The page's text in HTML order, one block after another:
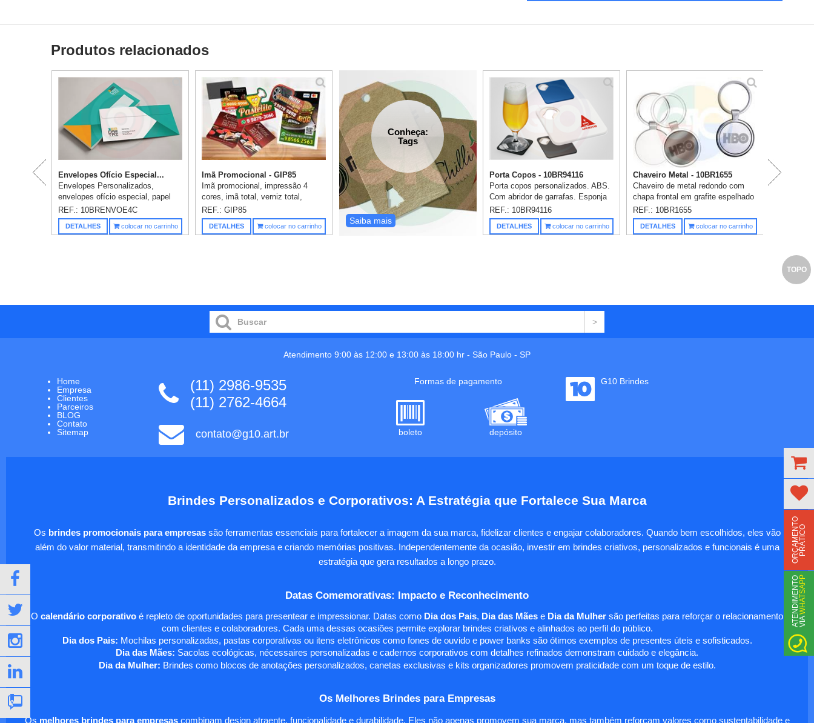
Produtos relacionados
Envelopes Ofício Especial...
Envelopes Personalizados,
envelopes ofício especial, papel
off-set 90gr, impressão 4 cores,
medidas: 11,4x22,9cm,
acabamento: faca modelo gráfica,
REF.: 10BRENVOE4C
DETALHES colocar no carrinho
Imã Promocional - GIP85
Imã promocional, impressão 4
cores, imã total, verniz total,
medidas: 8x5cm.
REF.: GIP85
DETALHES colocar no carrinho
Conheça:
Tags
Saiba mais
Porta Copos - 10BR94116
Porta copos personalizados. ABS.
Com abridor de garrafas. Esponja
antiderrapante na base. 82 x 82 x 4
mm. Gravação em 1 cor já incluso.
REF.: 10BR94116
DETALHES colocar no carrinho
Chaveiro Metal - 10BR1655
Chaveiro de metal redondo com
chapa frontal em grafite espelhado
ou todo prata. Parte traseira lisa
brilhante. 1 gravação a laser já
incluso.
REF.: 10BR1655
DETALHES colocar no carrinho
TOPO
Atendimento 9:00 às 12:00 e 13:00 às 18:00 hr - São Paulo - SP
Home
Empresa
Clientes
Parceiros
BLOG
Contato
Sitemap
(11) 2986-9535
(11) 2762-4664
contato@g10.art.br
Formas de pagamento
boleto depósito
G10 Brindes
Brindes Personalizados e Corporativos: A Estratégia que Fortalece Sua Marca
Os brindes promocionais para empresassão ferramentas essenciais para fortalecer a imagem da sua marca, fidelizar clientes e engajar colaboradores. Quando bem escolhidos, eles vão
além do valor material, transmitindo a identidade da empresa e criando memórias positivas. Independentemente da ocasião, investir em brindes criativos, personalizados e funcionais é uma
estratégia que gera resultados a longo prazo.
Datas Comemorativas: Impacto e Reconhecimento
O calendário corporativo é repleto de oportunidades para presentear e impressionar. Datas como Dia dos Pais, Dia das Mães e Dia da Mulher são perfeitas para reforçar o relacionamento
com clientes e colaboradores. Cada uma dessas ocasiões permite explorar brindes criativos e alinhados ao perfil do público.
Dia dos Pais: Mochilas personalizadas, pastas corporativas ou itens eletrônicos como fones de ouvido e power banks são ótimos exemplos de presentes úteis e sofisticados.
Dia das Mães: Sacolas ecológicas, nécessaires personalizadas e cadernos corporativos com detalhes refinados demonstram cuidado e elegância.
Dia da Mulher: Brindes como blocos de anotações personalizados, canetas exclusivas e kits organizadores promovem praticidade com um toque de estilo.
Os Melhores Brindes para Empresas
Os melhores brindes para empresascombinam design atraente, funcionalidade e durabilidade. Eles não apenas promovem sua marca, mas também reforçam valores como sustentabilidade e
O
R
Ç
A
M
E
N
T
O
P
R
Á
T
I
CO
A
TE
N
D
I
M
E
N
T
O
V
I
AWHATSAPP